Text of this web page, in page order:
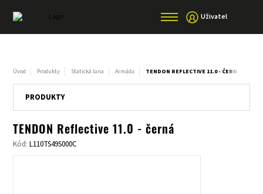
Uživatel
Úvod Produkty Statická lana Armáda TENDON REFLECTIVE 11.0 - ČERNÁ
PRODUKTY
TENDON Reflective 11.0 - černá
Kód:L110TS49S000C